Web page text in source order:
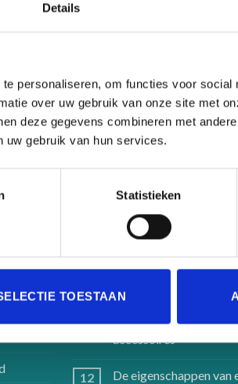
Details
personaliseren, om functies voor social
over uw gebruik van onze site met
deze gegevens combineren met
uw gebruik van hun services.
Statistieken
TOESTAAN
Flamingo
Huidige
€39.95.
LAATSTE NIEUWS
apr
kinderbedden en
accessoires
12
De eigenschappen van